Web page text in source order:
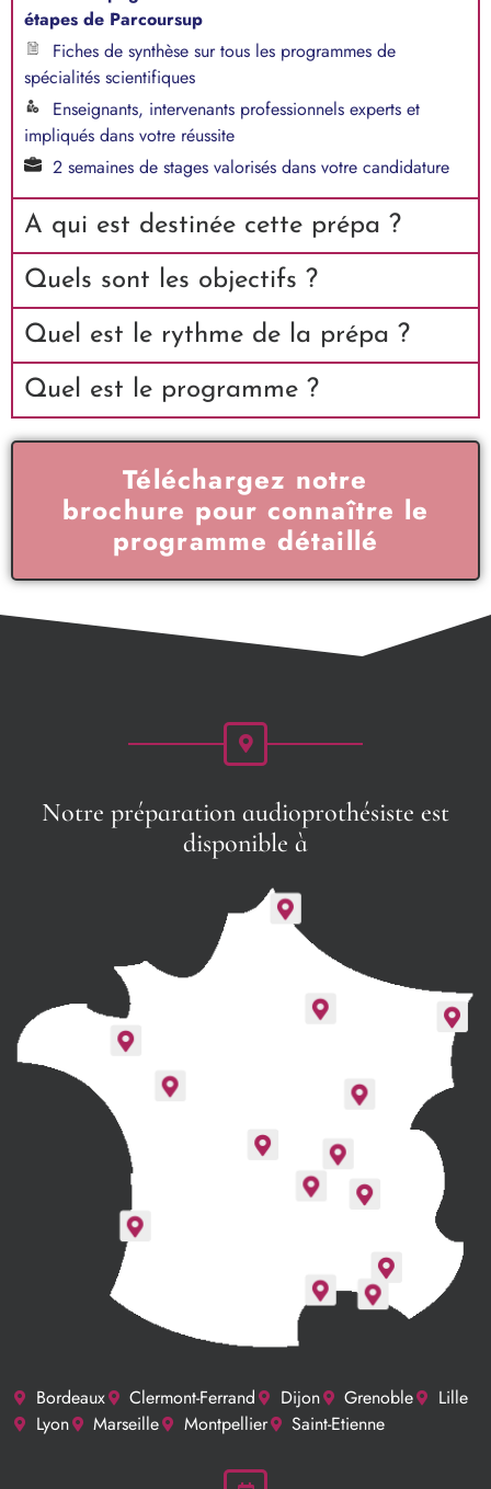
étapes de Parcoursup
Fiches de synthèse sur tous les programmes de
spécialités scientifiques
Enseignants, intervenants professionnels experts et
impliqués dans votre réussite
2 semaines de stages valorisés dans votre candidature
A qui est destinée cette prépa ?
Quels sont les objectifs ?
Quel est le rythme de la prépa ?
Quel est le programme ?
Téléchargez notre
brochure pour connaître le
programme détaillé
Notre préparation audioprothésiste est
disponible à
Bordeaux Clermont-Ferrand Dijon Grenoble
Lille
Lyon
Marseille Montpellier Saint-Etienne